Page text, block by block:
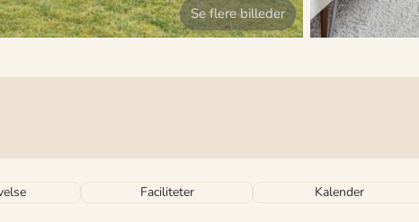
Faciliteter Kalender